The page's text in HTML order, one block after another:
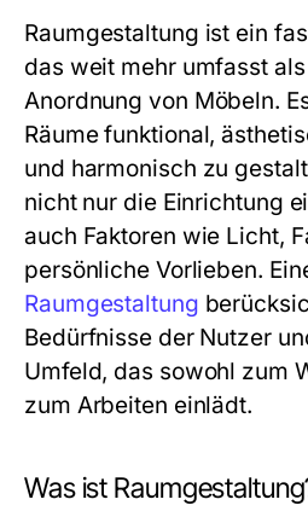
Raumgestaltung ist ein
das weit mehr umfasst
Anordnung von Möbeln.
Räume funktional,
und harmonisch zu
nicht nur die Einrichtung
auch Faktoren wie Licht,
persönliche Vorlieben.
Raumgestaltung
Bedürfnisse der Nutzer
Umfeld, das sowohl zum
zum Arbeiten einlädt.
Was ist